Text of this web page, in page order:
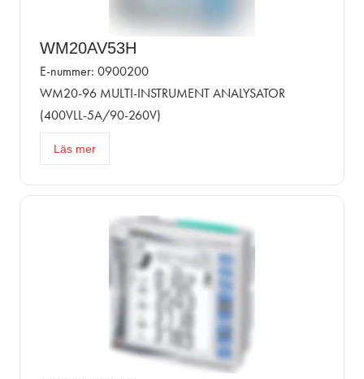
WM20AV53H
E-nummer: 0900200
WM20-96 MULTI-INSTRUMENT ANALYSATOR
(400VLL-5A/90-260V)
Läs mer